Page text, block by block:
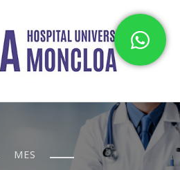
Universitario
MES